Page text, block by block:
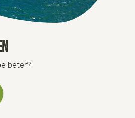
beter?